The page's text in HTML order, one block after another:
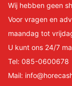
Wij hebben geen
Voor vragen en
maandag tot
U kunt ons 24/7
Tel: 085-0600678
Mail: